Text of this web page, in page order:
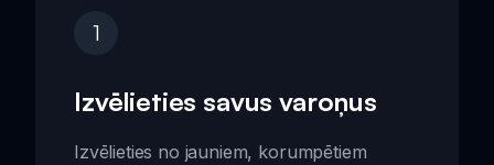
1
Izvēlieties savus varoņus
Izvēlieties no jauniem, korumpētiem